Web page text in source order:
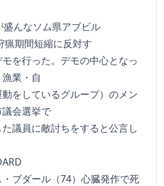
んなソム県アブビル
猟期間短縮に反対す
を行った。デモの中心となっ
業・自
をしているグループ）のメン
会選挙で
議員に敵討ちをすると公言し
ブダール（74）心臓発作で死